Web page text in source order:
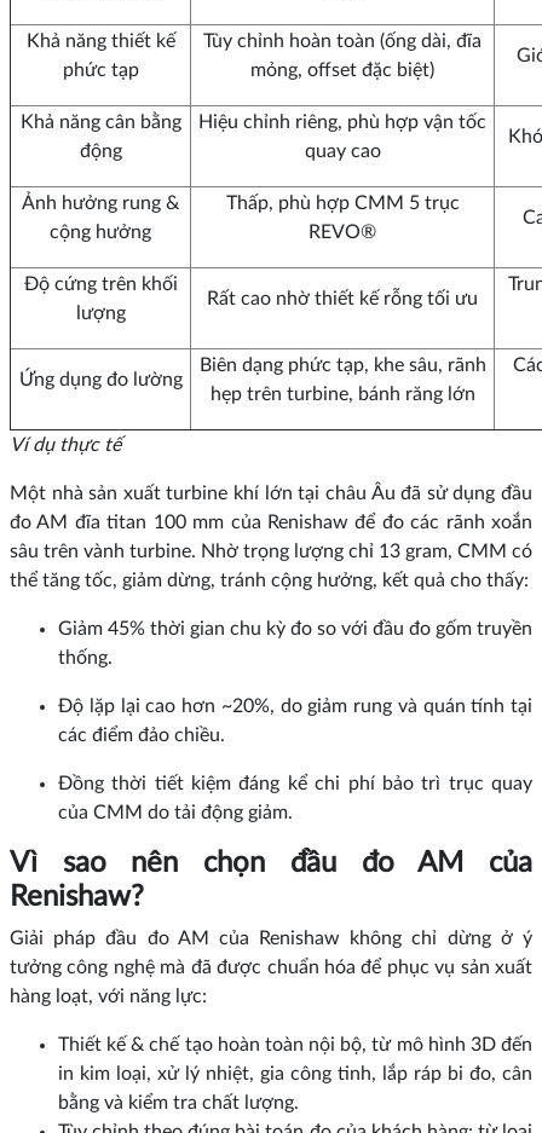
Khả năng thiết kế
phức tạp
Tùy chỉnh hoàn toàn (ống dài, đĩa
mỏng, offset đặc biệt)
Khả năng cân bằng
động
Hiệu chỉnh riêng, phù hợp vận tốc
quay cao
Ảnh hưởng rung &
cộng hưởng
Thấp, phù hợp CMM 5 trục
REVO®
Độ cứng trên khối
lượng
Rất cao nhờ thiết kế rỗng tối ưu
Ứng dụng đo lường
Biên dạng phức tạp, khe sâu, rãnh
hẹp trên turbine, bánh răng lớn
Ví dụ thực tế
Một nhà sản xuất turbine khí lớn tại châu Âu đã sử dụng đầu
đo AM đĩa titan 100 mm của Renishaw để đo các rãnh xoắn
sâu trên vành turbine. Nhờ trọng lượng chỉ 13 gram, CMM có
thể tăng tốc, giảm dừng, tránh cộng hưởng, kết quả cho thấy:
Giảm 45% thời gian chu kỳ đo so với đầu đo gốm truyền
thống.
Độ lặp lại cao hơn ~20%, do giảm rung và quán tính tại
các điểm đảo chiều.
Đồng thời tiết kiệm đáng kể chi phí bảo trì trục quay
của CMM do tải động giảm.
Vì sao nên chọn đầu đo AM của
Renishaw?
Giải pháp đầu đo AM của Renishaw không chỉ dừng ở ý
tưởng công nghệ mà đã được chuẩn hóa để phục vụ sản xuất
hàng loạt, với năng lực:
Thiết kế & chế tạo hoàn toàn nội bộ, từ mô hình 3D đến
in kim loại, xử lý nhiệt, gia công tinh, lắp ráp bi đo, cân
bằng và kiểm tra chất lượng.